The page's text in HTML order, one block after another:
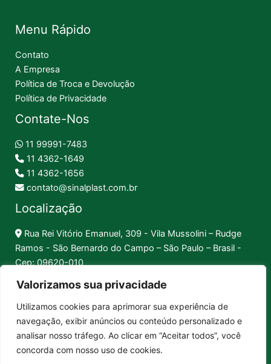
Valorizamos sua privacidade
Utilizamos cookies para aprimorar sua experiência de
navegação, exibir anúncios ou conteúdo personalizado e
analisar nosso tráfego. Ao clicar em “Aceitar todos”, você
concorda com nosso uso de cookies.
Menu Rápido
Contato
A Empresa
Política de Troca e Devolução
Política de Privacidade
Contate-Nos
11 99991-7483
11 4362-1649
11 4362-1656
contato@sinalplast.com.br
Localização
Rua Rei Vitório Emanuel, 309 - Vila Mussolini – Rudge
Ramos - São Bernardo do Campo – São Paulo – Brasil -
Cep: 09620-010
Pix │ Boleto │ Cartão